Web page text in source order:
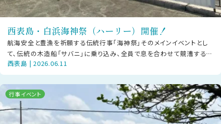
西表島・白浜海神祭（ハーリー）開催！
航海安全と豊漁を祈願する伝統行事「海神祭」そのメインイベントとし
て、伝統の木造船「サバニ」に乗り込み、全員で息を合わせて競漕する
「ハーリー」が幕を開けます！日時
西表島 | 2026.06.11
行事イベント